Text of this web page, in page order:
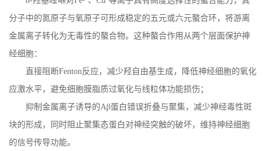
分子中的氮原子与氧原子可形成稳定的五元或六元螯合环，将游离
金属离子转化为无毒性的螯合物。这种螯合作用从两个层面保护神
经细胞：
直接阻断Fenton 反应，减少羟自由基生成，降低神经细胞的氧化
应激水平，避免细胞膜脂质过氧化与线粒体功能损伤；
抑制金属离子诱导的Aβ蛋白错误折叠与聚集，减少神经毒性斑
块的形成，同时阻止聚集态蛋白对神经突触的破坏，维持神经细胞
的信号传导功能。